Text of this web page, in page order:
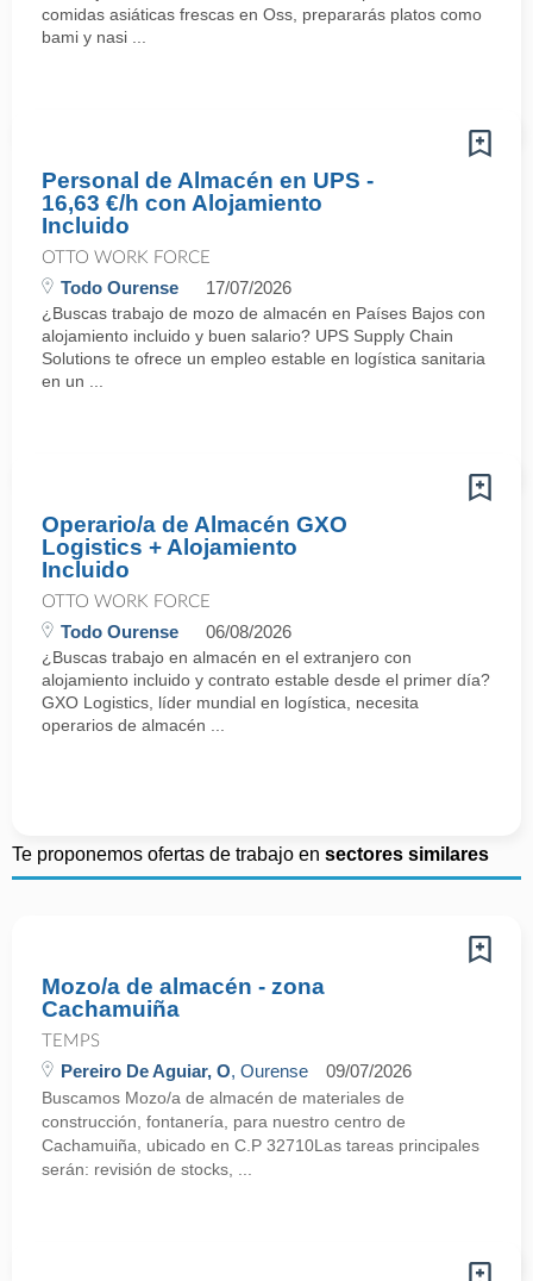
comidas asiáticas frescas en Oss, prepararás platos como
bami y nasi ...
Personal de Almacén en UPS -
16,63 €/h con Alojamiento
Incluido
OTTO WORK FORCE
Todo Ourense 17/07/2026
¿Buscas trabajo de mozo de almacén en Países Bajos con
alojamiento incluido y buen salario? UPS Supply Chain
Solutions te ofrece un empleo estable en logística sanitaria
en un ...
Operario/a de Almacén GXO
Logistics + Alojamiento
Incluido
OTTO WORK FORCE
Todo Ourense 06/08/2026
¿Buscas trabajo en almacén en el extranjero con
alojamiento incluido y contrato estable desde el primer día?
GXO Logistics, líder mundial en logística, necesita
operarios de almacén ...
Te proponemos ofertas de trabajo en sectores similares
Mozo/a de almacén - zona
Cachamuiña
TEMPS
Pereiro De Aguiar, O, Ourense 09/07/2026
Buscamos Mozo/a de almacén de materiales de
construcción, fontanería, para nuestro centro de
Cachamuiña, ubicado en C.P 32710Las tareas principales
serán: revisión de stocks, ...